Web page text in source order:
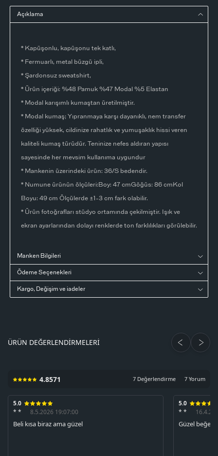
Açıklama
* Kapüşonlu, kapüşonu tek katlı,
* Fermuarlı, metal büzgü ipli,
* Şardonsuz sweatshirt,
* Ürün içeriği: %48 Pamuk %47 Modal %5 Elastan
* Modal karışımlı kumaştan üretilmiştir.
* Modal kumaş; Yıpranmaya karşı dayanıklı, nem transfer
özelliği yüksek, cildinize rahatlık ve yumuşaklık hissi veren
kaliteli kumaş türüdür. Teninize nefes aldıran yapısı
sayesinde her mevsim kullanıma uygundur
* Mankenin üzerindeki ürün: 36/S bedendir.
* Numune ürünün ölçüleri:Boy: 47 cmGöğüs: 86 cmKol
Boyu: 49 cm Ölçülerde ±1-3 cm fark olabilir.
* Ürün fotoğrafları stüdyo ortamında çekilmiştir. Işık ve
ekran ayarlarından dolayı renklerde ton farklılıkları görülebilir.
Manken Bilgileri
Ödeme Seçenekleri
Kargo, Değişim ve iadeler
ÜRÜN DEĞERLENDIRMELERI
4.8571 7 Değerlendirme 7 Yorum
5.0
* *
8.5.2026 19:07:00
Beli kısa biraz ama güzel
5.0
* *
Güzel